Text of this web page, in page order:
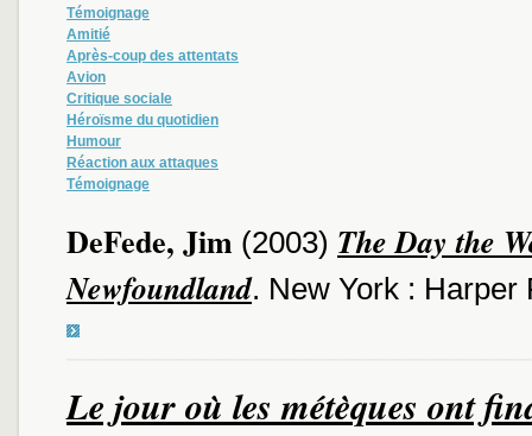
Témoignage
Amitié
Après-coup des attentats
Avion
Critique sociale
Héroïsme du quotidien
Humour
Réaction aux attaques
Témoignage
DeFede, Jim (2003) The Day the
Newfoundland. New York : Harper
Le jour où les métèques ont